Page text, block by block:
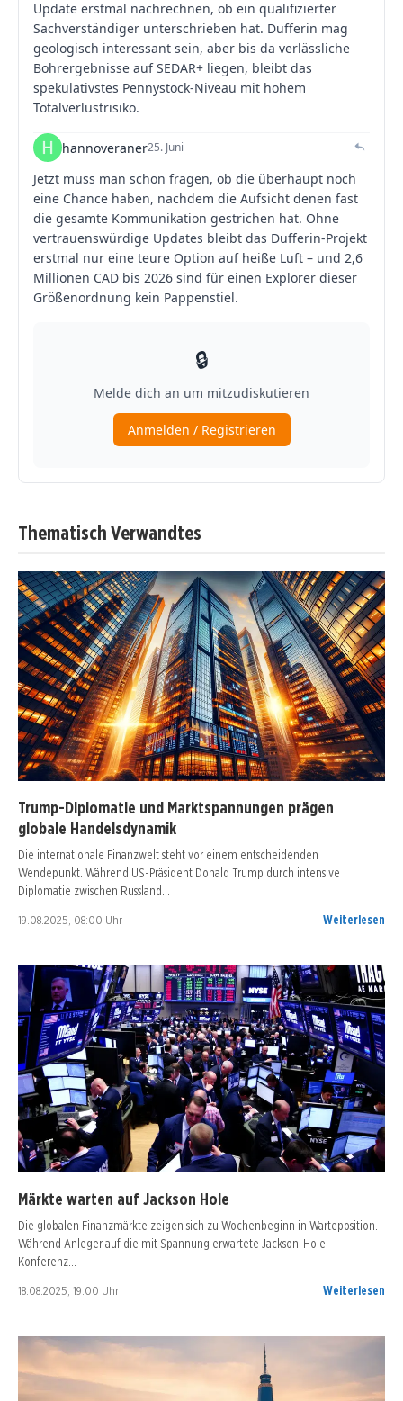
Thematisch Verwandtes
Trump-Diplomatie und Marktspannungen prägen
globale Handelsdynamik
Die internationale Finanzwelt steht vor einem entscheidenden
Wendepunkt. Während US-Präsident Donald Trump durch intensive
Diplomatie zwischen Russland…
19.08.2025, 08:00 Uhr Weiterlesen
Märkte warten auf Jackson Hole
Die globalen Finanzmärkte zeigen sich zu Wochenbeginn in Warteposition.
Während Anleger auf die mit Spannung erwartete Jackson-Hole-
Konferenz…
18.08.2025, 19:00 Uhr Weiterlesen